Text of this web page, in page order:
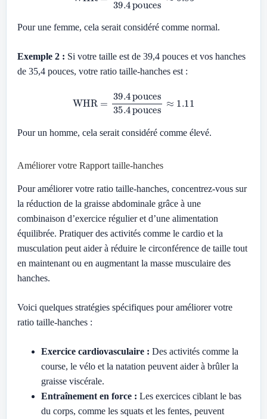
Pour une femme, cela serait considéré comme normal.
Exemple 2 : Si votre taille est de 39,4 pouces et vos hanches
de 35,4 pouces, votre ratio taille-hanches est :
pouces35.4pouces
Pour un homme, cela serait considéré comme élevé.
Améliorer votre Rapport taille-hanches
Pour améliorer votre ratio taille-hanches, concentrez-vous sur
la réduction de la graisse abdominale grâce à une
combinaison d’exercice régulier et d’une alimentation
équilibrée. Pratiquer des activités comme le cardio et la
musculation peut aider à réduire le circonférence de taille tout
en maintenant ou en augmentant la masse musculaire des
hanches.
Voici quelques stratégies spécifiques pour améliorer votre
ratio taille-hanches :
Exercice cardiovasculaire : Des activités comme la
course, le vélo et la natation peuvent aider à brûler la
graisse viscérale.
Entraînement en force : Les exercices ciblant le bas
du corps, comme les squats et les fentes, peuvent